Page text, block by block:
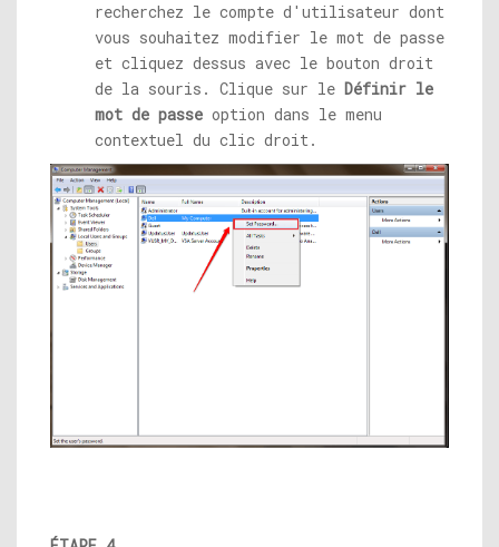
recherchez le compte d'utilisateur dont
vous souhaitez modifier le mot de passe
et cliquez dessus avec le bouton droit
de la souris. Clique sur le Définir le
mot de passe option dans le menu
contextuel du clic droit.